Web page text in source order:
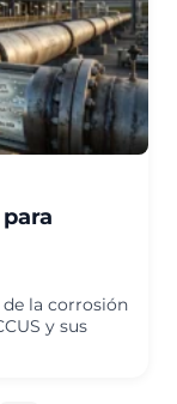
la corrosión
y sus